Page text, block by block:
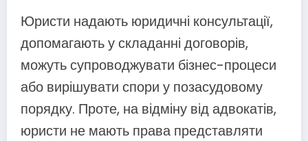
Юристи надають юридичні консультації,
допомагають у складанні договорів,
можуть супроводжувати бізнес-процеси
або вирішувати спори у позасудовому
порядку. Проте, на відміну від адвокатів,
юристи не мають права представляти